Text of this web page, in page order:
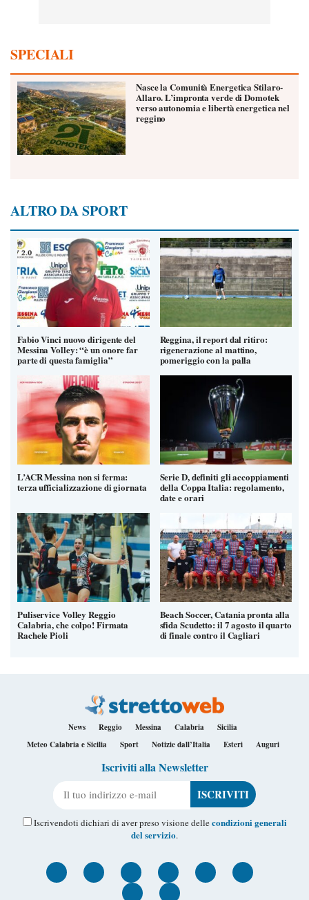
SPECIALI
Nasce la Comunità Energetica Stilaro-
Allaro. L’impronta verde di Domotek
verso autonomia e libertà energetica nel
reggino
ALTRO DA SPORT
Fabio Vinci nuovo dirigente del
Messina Volley: “è un onore far
parte di questa famiglia”
Reggina, il report dal ritiro:
rigenerazione al mattino,
pomeriggio con la palla
L’ACR Messina non si ferma:
terza ufficializzazione di giornata
Serie D, definiti gli accoppiamenti
della Coppa Italia: regolamento,
date e orari
Puliservice Volley Reggio
Calabria, che colpo! Firmata
Rachele Pioli
Beach Soccer, Catania pronta alla
sfida Scudetto: il 7 agosto il quarto
di finale contro il Cagliari
News Reggio Messina Calabria
Sicilia
Meteo Calabria e Sicilia
Sport Notizie dall’Italia Esteri Auguri
Iscriviti alla Newsletter
Iscrivendoti dichiari di aver preso visione dellecondizioni generali
del servizio.